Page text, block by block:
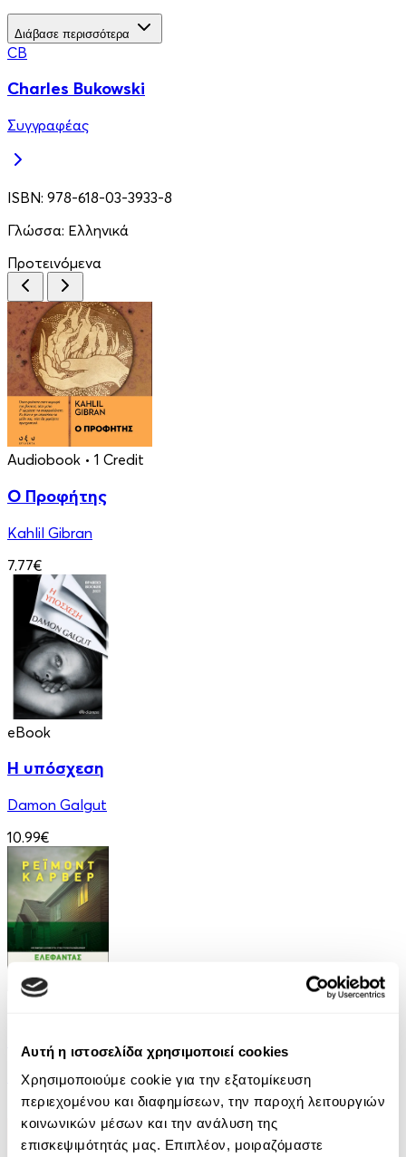
Αυτή η ιστοσελίδα χρησιμοποιεί cookies
Χρησιμοποιούμε cookie για την εξατομίκευση
περιεχομένου και διαφημίσεων, την παροχή λειτουργιών
κοινωνικών μέσων και την ανάλυση της
επισκεψιμότητάς μας. Επιπλέον, μοιραζόμαστε
Διάβασε περισσότερα
CB
Charles Bukowski
Συγγραφέας
ISBN: 978-618-03-3933-8
Γλώσσα: Ελληνικά
Προτεινόμενα
Audiobook • 1 Credit
Ο Προφήτης
Kahlil Gibran
7.77€
eBook
Η υπόσχεση
Damon Galgut
10.99€
Ελέφαντας
Ρέιμοντ Κάρβερ
7.99€